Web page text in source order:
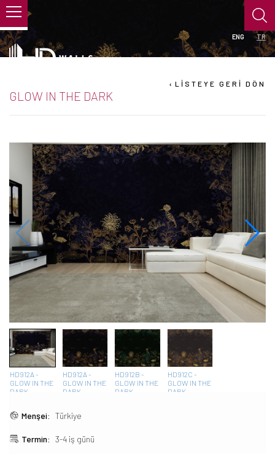
ENG TR
› LİSTEYE GERİ DÖN
GLOW IN THE DARK
HD912A -
GLOW IN THE
DARK
HD912A -
GLOW IN THE
DARK
HD912B -
GLOW IN THE
DARK
HD912C -
GLOW IN THE
DARK
Menşei: Türkiye
Termin: 3-4 iş günü